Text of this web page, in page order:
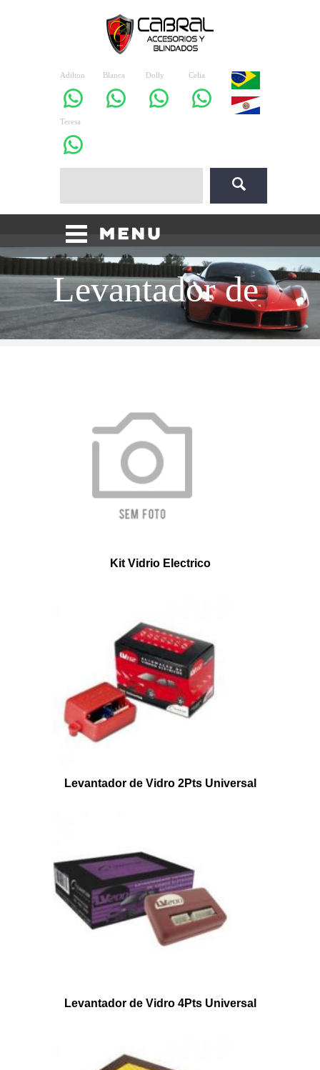
Adilton Blanca Dolly Celia
Teresa
Levantador de
Kit Vidrio Electrico
Levantador de Vidro 2Pts Universal
Levantador de Vidro 4Pts Universal